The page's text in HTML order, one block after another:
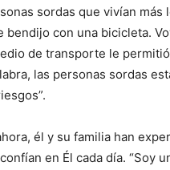
sordas que vivían más
con una bicicleta.
de transporte le
las personas sordas
él y su familia han
en Él cada día. “Soy